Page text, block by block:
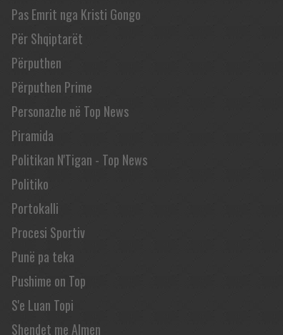
Pas Emrit nga Kristi Gongo
Për Shqiptarët
Përputhen
Përputhen Prime
Personazhe në Top News
Piramida
Politikan N'Tigan - Top News
Politiko
Portokalli
Procesi Sportiv
Punë pa teka
Pushime on Top
S'e Luan Topi
Shendet me Almen